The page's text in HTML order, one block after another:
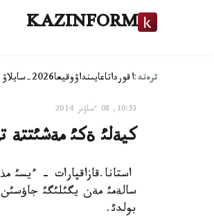
KAZINFORM
ترەند:اقورداتاعايىنداۋوقيعا2026-سايلاۋ
10:53, 08 ءساۋىر 2014
كيةلئ ةكئ مةشئتتة
استانا.قازاقپارات - ءيسئ
سالةمئ مةن يگئلئگئ
بولدئ.